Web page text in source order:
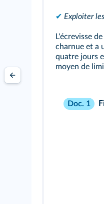
✔ Exploiter
L'écrevisse
charnue et a
quatre jours
moyen de
Doc. 1